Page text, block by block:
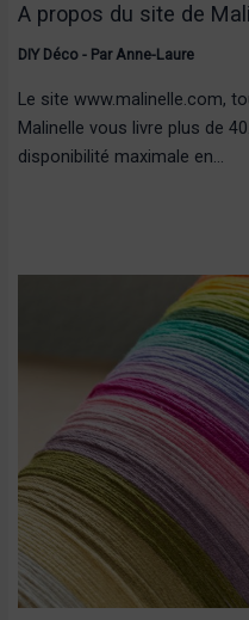
A propos du site de
DIY Déco- ParAnne-Laure
Le site www.malinelle.com,
Malinelle vous livre plus de
disponibilité maximale en…